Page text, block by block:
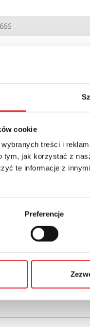
cookie
treści i
jak korzystać z
te informacje z
Preferencje
10 min.; 1 h; 10 h; 100 h
of the offer
Email: *